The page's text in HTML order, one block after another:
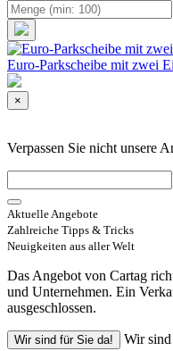
Euro-Parkscheibe mit zwei
×
Verpassen Sie nicht unsere
Aktuelle Angebote
Zahlreiche Tipps & Tricks
Neuigkeiten aus aller Welt
Das Angebot von Cartag
und Unternehmen. Ein
ausgeschlossen.
Wir sind für Sie da!
Wir